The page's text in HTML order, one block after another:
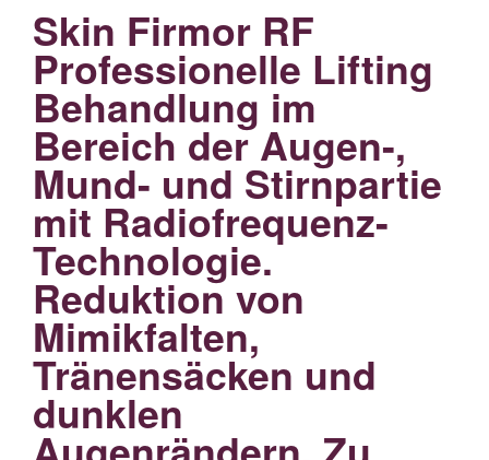
Skin Firmor RF
Professionelle Lifting
Behandlung im
Bereich der Augen-,
Mund- und Stirnpartie
mit Radiofrequenz-
Technologie.
Reduktion von
Mimikfalten,
Tränensäcken und
dunklen